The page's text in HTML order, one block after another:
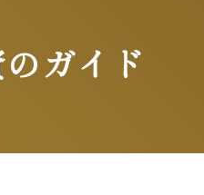
ガイド